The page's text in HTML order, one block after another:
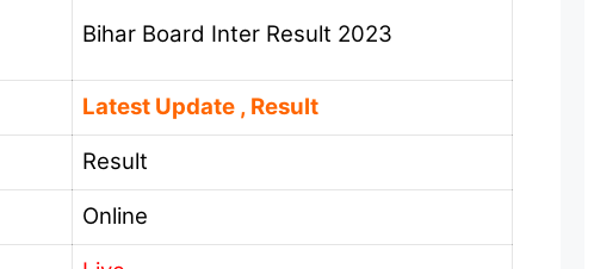
Bihar Board Inter Result 2023
Latest Update , Result
Result
Online